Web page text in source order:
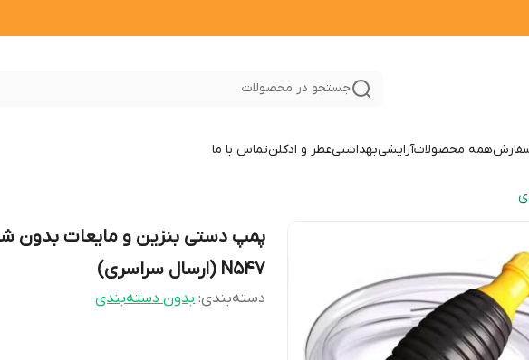
جستجو در محصولات
همه محصولاتآرایشیبهداشتیعطر و ادکلنتماس با ما
پمپ دستی بنزین و مایعات بدون
N547 (ارسال سراسری)
دسته‌بندی:بدون دسته‌بندی